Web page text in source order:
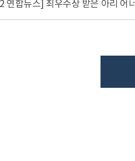
연합뉴스] 최우수상 받은 아리 어